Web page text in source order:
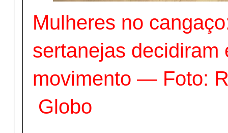
Mulheres no
sertanejas decidiram
movimento — Foto:
Globo